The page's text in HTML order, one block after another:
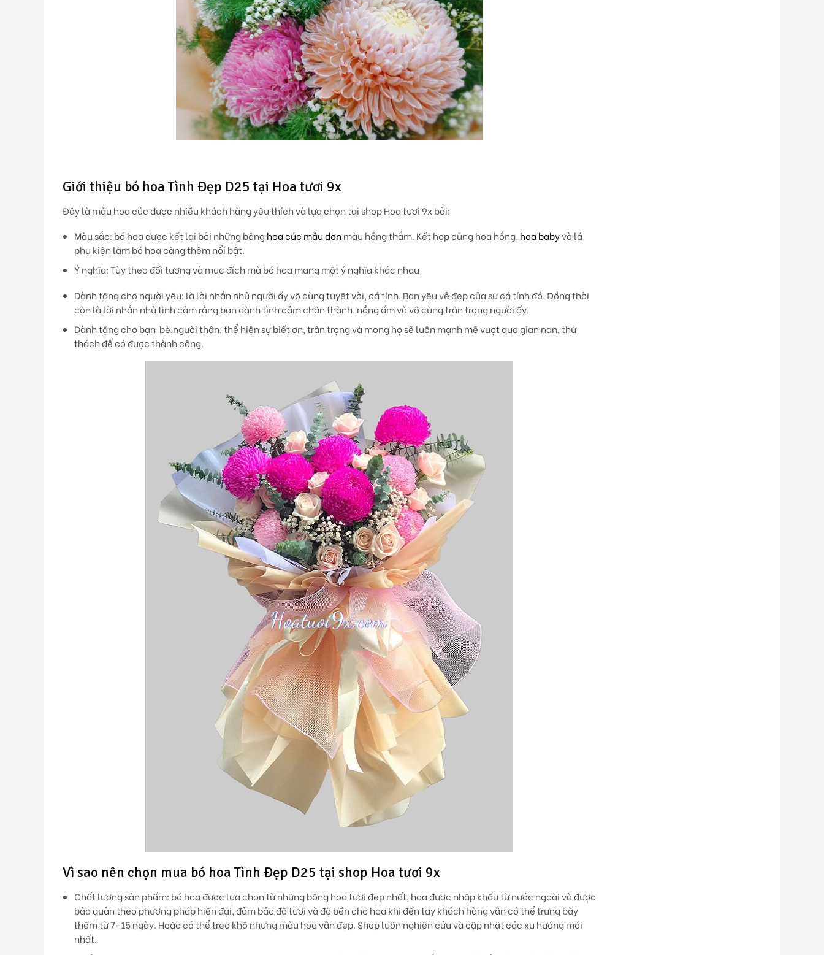
Giới thiệu bó hoa Tình Đẹp D25 tại Hoa tươi 9x
Đây là mẫu hoa cúc được nhiều khách hàng yêu thích và lựa chọn tại shop Hoa tươi 9x bởi:
Màu sắc: bó hoa được kết lại bởi những bônghoa cúc mẫu đơnmàu hồng thắm. Kết hợp cùng hoa hồng, hoa babyvà lá
phụ kiện làm bó hoa càng thêm nổi bật.
Ý nghĩa:Tùy theo đối tượng và mục đích mà bó hoa mang một ý nghĩa khác nhau
Dành tặng cho người yêu: là lời nhắn nhủ người ấy vô cùng tuyệt vời, cá tính. Bạn yêu vẻ đẹp của sự cá tính đó. Đồng thời
còn là lời nhắn nhủ tình cảm rằng bạn dành tình cảm chân thành, nồng ấm và vô cùng trân trọng người ấy.
Dành tặng cho bạn bè,người thân: thể hiện sự biết ơn, trân trọng và mong họ sẽ luôn mạnh mẽ vượt qua gian nan, thử
thách để có được thành công.
Vì sao nên chọn mua bó hoa Tình Đẹp D25 tại shop Hoa tươi 9x
Chất lượng sản phẩm: bó hoa được lựa chọn từ những bông hoa tươi đẹp nhất, hoa được nhập khẩu từ nước ngoài và được
bảo quản theo phương pháp hiện đại, đảm bảo độ tươi và độ bền cho hoa khi đến tay khách hàng vẫn có thể trưng bày
thêm từ 7-15 ngày. Hoặc có thể treo khô nhưng màu hoa vẫn đẹp. Shop luôn nghiên cứu và cập nhật các xu hướng mới
nhất.